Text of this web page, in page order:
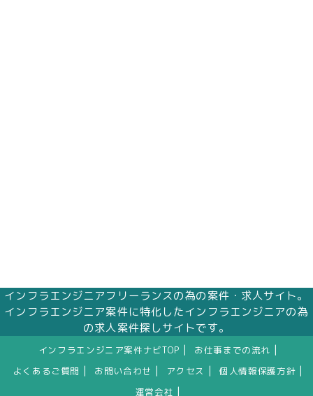
インフラエンジニアフリーランスの為の案件・求人サイト。
インフラエンジニア案件に特化したインフラエンジニアの為
の求人案件探しサイトです。
インフラエンジニア案件ナビTOP お仕事までの流れ
よくあるご質問 お問い合わせ アクセス 個人情報保護方針
運営会社